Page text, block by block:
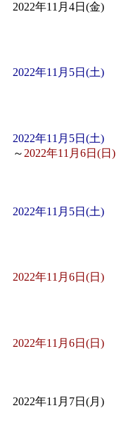
付期
「ま
レク
ット
～」
子
間：
赤
間：
「み
2022年11月4日(金)
2022年11月5日(土)
2022年11月5日(土)
～ 2022年11月6日(日)
2022年11月5日(土)
2022年11月6日(日)
2022年11月6日(日)
2022年11月7日(月)